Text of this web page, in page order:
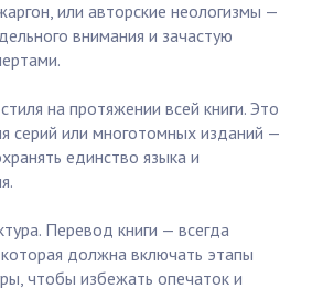
или авторские неологизмы —
внимания и зачастую
на протяжении всей книги. Это
серий или многотомных изданий —
единство языка и
Перевод книги — всегда
должна включать этапы
чтобы избежать опечаток и